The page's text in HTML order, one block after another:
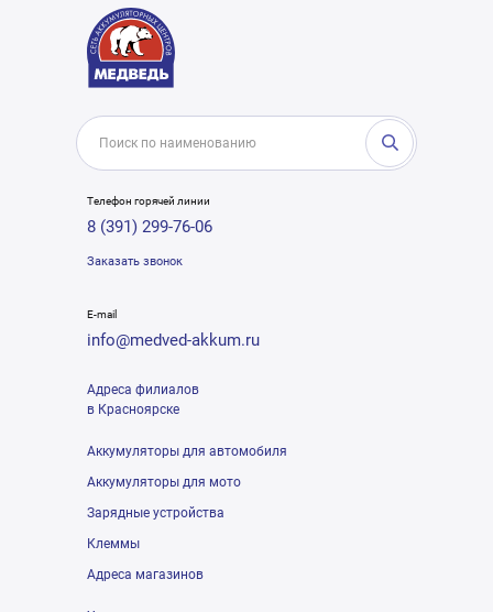
Телефон горячей линии
8 (391) 299-76-06
Заказать звонок
E-mail
info@medved-akkum.ru
Адреса филиалов
в Красноярске
Аккумуляторы для автомобиля
Аккумуляторы для мото
Зарядные устройства
Клеммы
Адреса магазинов